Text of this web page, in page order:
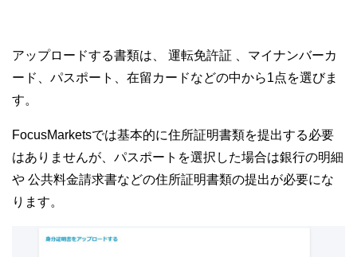
アップロードする書類は、 運転免許証 、マイナンバーカ
ード、パスポート、在留カードなどの中から1点を選びま
す。
FocusMarketsでは基本的に住所証明書類を提出する必要
はありませんが、パスポートを選択した場合は銀行の明細
や 公共料金請求書などの住所証明書類の提出が必要にな
ります。